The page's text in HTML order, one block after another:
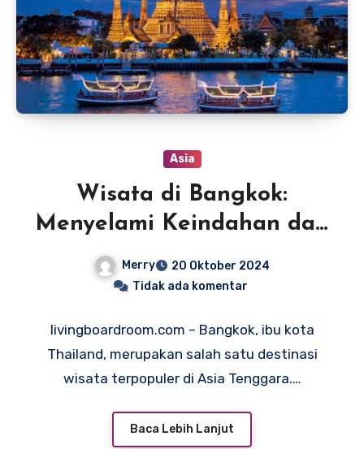
Asia
Wisata di Bangkok:
Menyelami Keindahan dan
Budaya Kota
Merry
20 Oktober 2024
Tidak ada komentar
livingboardroom.com – Bangkok, ibu kota
Thailand, merupakan salah satu destinasi
wisata terpopuler di Asia Tenggara.…
Baca Lebih Lanjut